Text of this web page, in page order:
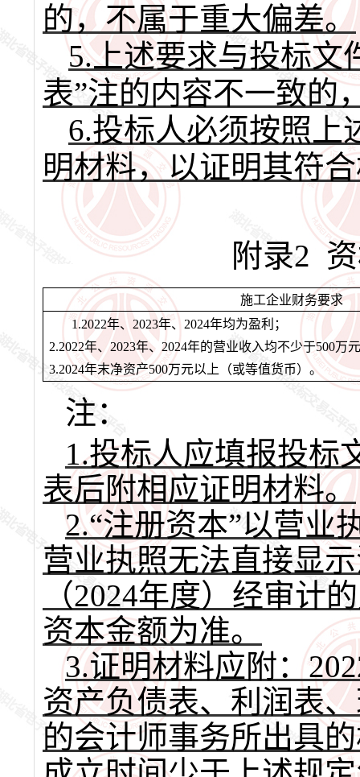
的，不属于重大偏差。
5.上述要求与投标文
表”注的内容不一致的
6.投标人必须按照上
明材料，以证明其符
附录2
施工企业财务要求
1.2022年、 2023年、 2024年均为盈利 ；
2.2022年、2023年、2024年的营业收入均不少于500万
3.2024年末净资产500万元以上（或等值货币）。
注：
1.投标人应填报投标
表后附相应证明材料。
2.“注册资本”以营业
营业执照无法直接显
（2024年度）经审计
资本金额为准。
3.证明材料应附：
资产负债表、利润表
的会计师事务所出具